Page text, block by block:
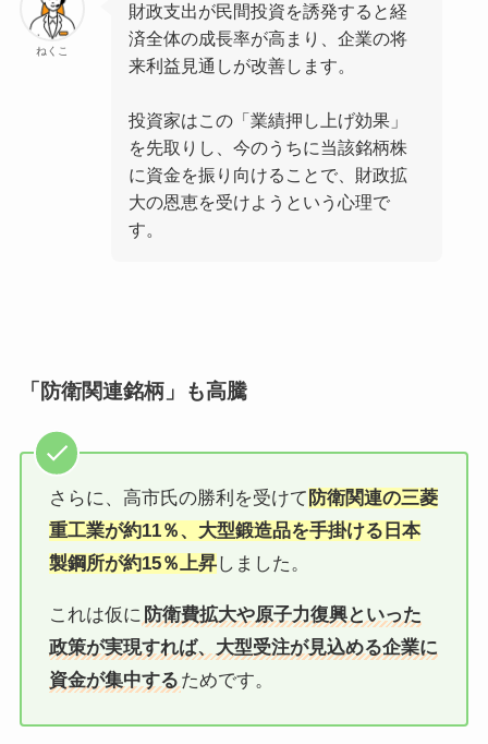
ねくこ
財政支出が民間投資を誘発すると経
済全体の成長率が高まり、企業の将
来利益見通しが改善します。
投資家はこの「業績押し上げ効果」
を先取りし、今のうちに当該銘柄株
に資金を振り向けることで、財政拡
大の恩恵を受けようという心理で
す。
「防衛関連銘柄」も高騰
さらに、高市氏の勝利を受けて 防衛関連の三菱
重工業が約11％、大型鍛造品を手掛ける日本
製鋼所が約15％上昇しました。
これは仮に 防衛費拡大や原子力復興といった
政策が実現すれば、大型受注が見込める企業に
資金が集中する ためです。